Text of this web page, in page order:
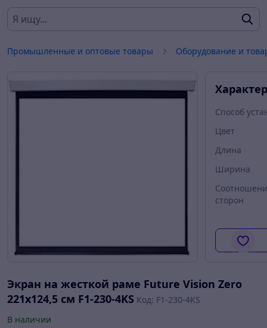
Промышленные и оптовые товары Оборудование и
Способ
Цвет
Длина
Ширина
сторон
Экран на жесткой раме Future Vision Zero
221x124,5 см F1-230-4KS Код: F1-230-4KS
В наличии